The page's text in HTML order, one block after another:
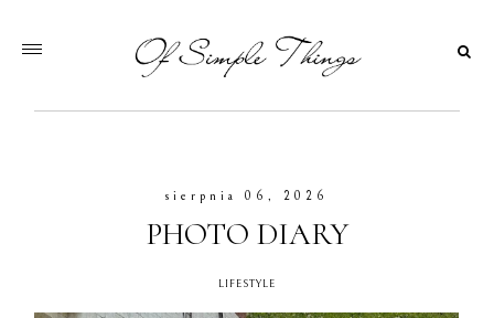
sierpnia 06, 2026
PHOTO DIARY
LIFESTYLE